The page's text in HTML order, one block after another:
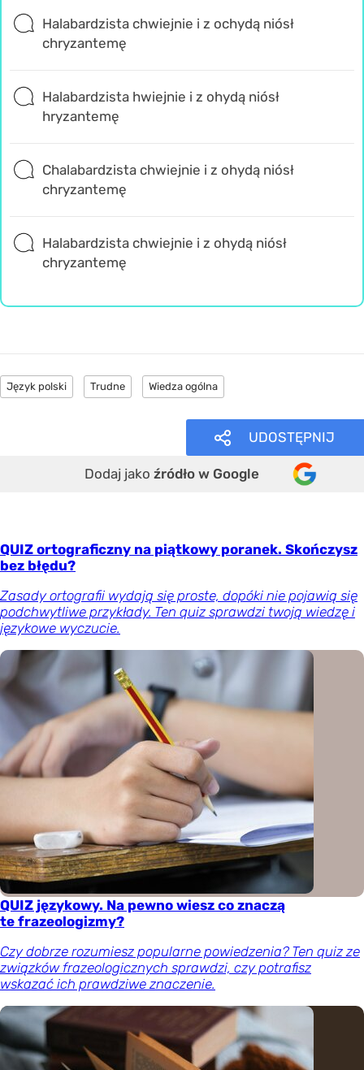
Halabardzista chwiejnie i z ochydą niósł
chryzantemę
Halabardzista hwiejnie i z ohydą niósł
hryzantemę
Chalabardzista chwiejnie i z ohydą niósł
chryzantemę
Halabardzista chwiejnie i z ohydą niósł
chryzantemę
Język polski Trudne Wiedza ogólna
UDOSTĘPNIJ
Dodaj jako źródło w Google
QUIZ ortograficzny na piątkowy poranek. Skończysz
bez błędu?
Zasady ortografii wydają się proste, dopóki nie pojawią się
podchwytliwe przykłady. Ten quiz sprawdzi twoją wiedzę i
językowe wyczucie.
QUIZ językowy. Na pewno wiesz co znaczą
te frazeologizmy?
Czy dobrze rozumiesz popularne powiedzenia? Ten quiz ze
związków frazeologicznych sprawdzi, czy potrafisz
wskazać ich prawdziwe znaczenie.